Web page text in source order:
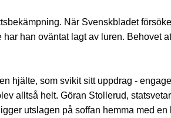
När Svenskbladet
han oväntat lagt av luren. Behovet
hjälte, som svikit sitt uppdrag -
alltså helt. Göran Stollerud,
utslagen på soffan hemma med